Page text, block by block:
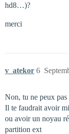
hd8…)?
merci
v_atekor 6
Non, tu ne peux pas
Il te faudrait avoir
ou avoir un noyau
partition ext